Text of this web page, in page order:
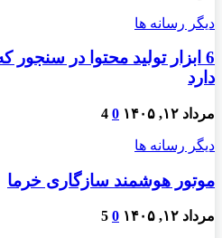
دیگر رسانه ها
6 ابزار تولید محتوا در سنجور
دارد
مرداد ۱۲, ۱۴۰۵ 0
4
دیگر رسانه ها
موتور هوشمند سازگاری خرما
مرداد ۱۲, ۱۴۰۵ 0
5